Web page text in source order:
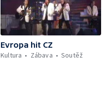
Evropa hit CZ
Kultura
Zábava Soutěž